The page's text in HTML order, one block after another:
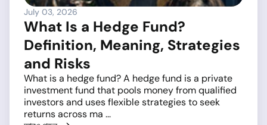
July 03, 2026
What Is a Hedge Fund?
Definition, Meaning, Strategies
and Risks
What is a hedge fund? A hedge fund is a private
investment fund that pools money from qualified
investors and uses flexible strategies to seek
returns across ma ...